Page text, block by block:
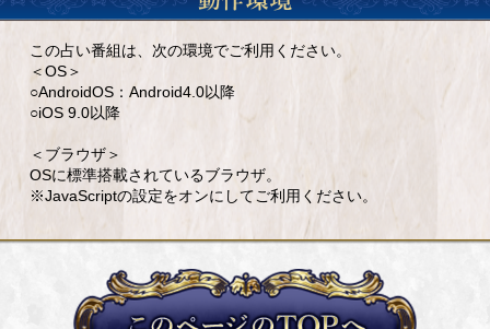
この占い番組は、次の環境でご利用ください。
＜OS＞
○AndroidOS：Android4.0以降
○iOS 9.0以降
＜ブラウザ＞
OSに標準搭載されているブラウザ。
※JavaScriptの設定をオンにしてご利用ください。